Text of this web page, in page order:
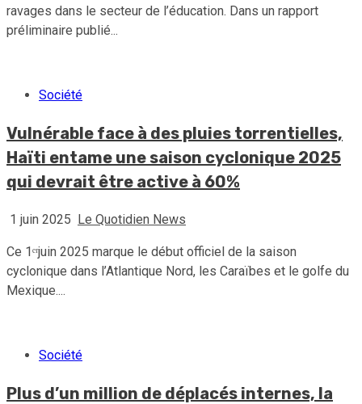
ravages dans le secteur de l’éducation. Dans un rapport
préliminaire publié...
Société
Vulnérable face à des pluies torrentielles,
Haïti entame une saison cyclonique 2025
qui devrait être active à 60%
1 juin 2025 Le Quotidien News
Ce 1ᵉʳjuin 2025 marque le début officiel de la saison
cyclonique dans l’Atlantique Nord, les Caraïbes et le golfe du
Mexique....
Société
Plus d’un million de déplacés internes, la